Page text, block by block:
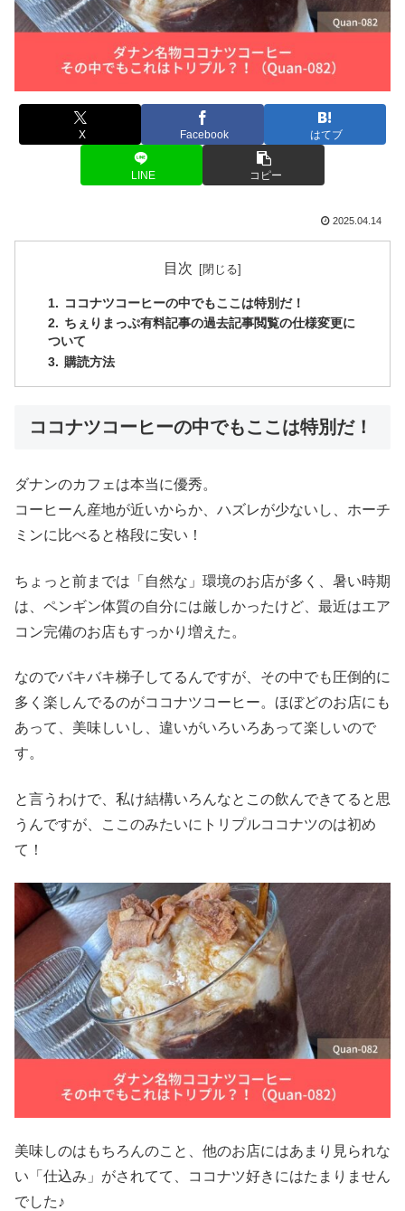
X Facebook はてブ
LINE コピー
2025.04.14
目次
ココナツコーヒーの中でもここは特別だ！
ちぇりまっぷ有料記事の過去記事閲覧の仕様変更に
ついて
購読方法
ココナツコーヒーの中でもここは特別だ！
ダナンのカフェは本当に優秀。
コーヒーん産地が近いからか、ハズレが少ないし、ホーチ
ミンに比べると格段に安い！
ちょっと前までは「自然な」環境のお店が多く、暑い時期
は、ペンギン体質の自分には厳しかったけど、最近はエア
コン完備のお店もすっかり増えた。
なのでバキバキ梯子してるんですが、その中でも圧倒的に
多く楽しんでるのがココナツコーヒー。ほぼどのお店にも
あって、美味しいし、違いがいろいろあって楽しいので
す。
と言うわけで、私け結構いろんなとこの飲んできてると思
うんですが、ここのみたいにトリプルココナツのは初め
て！
美味しのはもちろんのこと、他のお店にはあまり見られな
い「仕込み」がされてて、ココナツ好きにはたまりません
でした♪